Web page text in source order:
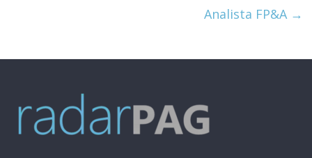
Analista FP&A →